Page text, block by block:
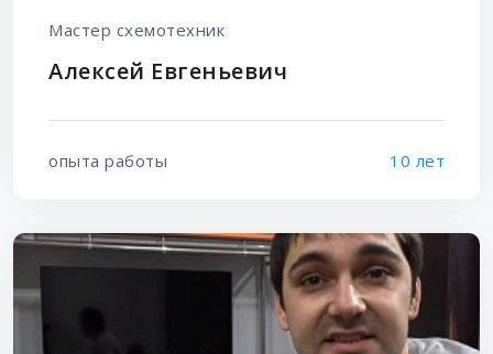
Мастер схемотехник
Алексей Евгеньевич
опыта работы 10 лет